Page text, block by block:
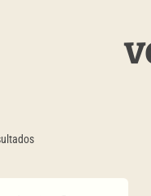
Ordenado